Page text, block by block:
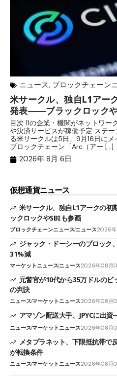
ニュース, ブロックチェーン
米サークル、独自L1アー
発表――ブラックロック
目次 11の企業・機関がネットワ
や決済サービスが稼働予定 ステ
る米サークルは5日、9月16日に
ブロックチェーン「Arc（アー […]
2026年 8月 6日
仮想通貨ニュース
米サークル、独自L1アークの
ックロックやSBIも参画
ブロックチェーンニュースニュース2026
ジャック・ドーシーのブロック
31%減
マーケットニュースニュース2026年08月
元警官が10代から35万ドルの
の判決
ニュースマーケットニュース2026年08月
アマゾン配送大手、JPYCに出
ニュースマーケットニュース2026年08月
メタプラネット、下限抵抗帯
が転換条件
ニュースマーケットニュース2026年08月